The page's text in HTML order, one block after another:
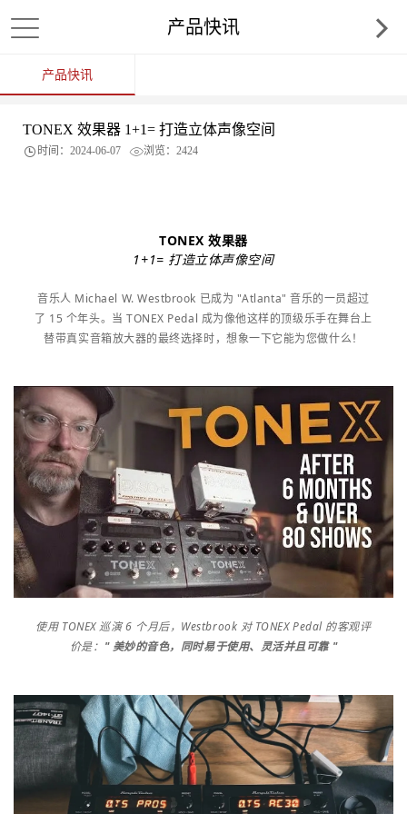
产品快讯
产品快讯
TONEX 效果器 1+1= 打造立体声像空间
时间：2024-06-07 浏览：2424
TONEX 效果器
1+1= 打造立体声像空间
音乐人 Michael W. Westbrook 已成为 "Atlanta" 音乐的一员超过
了 15 个年头。当 TONEX Pedal 成为像他这样的顶级乐手在舞台上
替带真实音箱放大器的最终选择时，想象一下它能为您做什么！
使用 TONEX 巡演 6 个月后，Westbrook 对 TONEX Pedal 的客观评
价是： " 美妙的音色，同时易于使用、灵活并且可靠 "